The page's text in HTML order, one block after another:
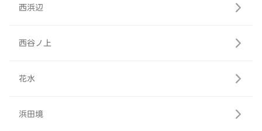
西浜辺
西谷ノ上
花水
浜田境